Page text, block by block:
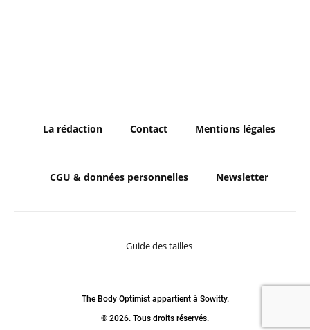
La rédaction Contact Mentions légales
CGU & données personnelles Newsletter
Guide des tailles
The Body Optimist appartient à Sowitty.
© 2026. Tous droits réservés.